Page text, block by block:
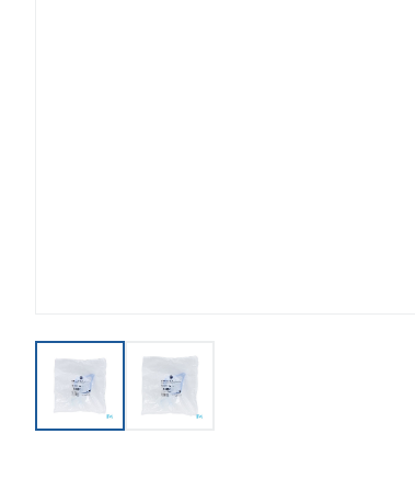
View larger imageView larger image